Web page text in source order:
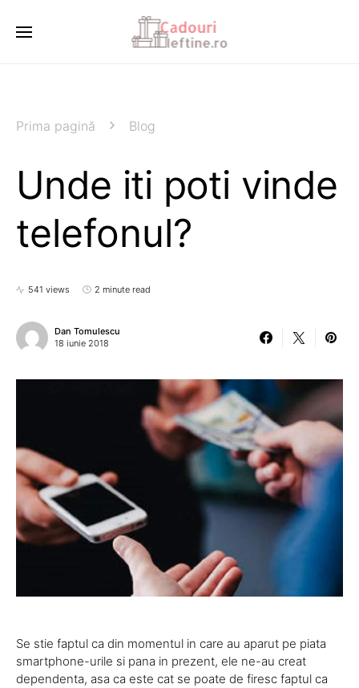
Prima pagină Blog
Unde iti poti vinde
telefonul?
541 views 2 minute read
Dan Tomulescu
18 iunie 2018
Se stie faptul ca din momentul in care au aparut pe piata
smartphone-urile si pana in prezent, ele ne-au creat
dependenta, asa ca este cat se poate de firesc faptul ca